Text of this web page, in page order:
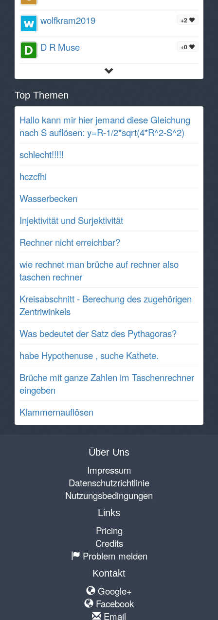
+2
wolfkram2019
+0
D R Muse
Top Themen
Hallo kann mir hier jemand diese Gleichung
nach S auflösen: y=R-1/2*sqrt(4*R^2-S^2)
schlecht!!!!!
hczcfhi
Wasserbecken
Injektivität und Surjektivität
Rechner nicht erreichbar?
wie rechnet man brüche auf rechner also
taschen rechner
Kreisabschnitt - Berechung des zugehörigen
Zentriwinkels
Was bedeutet der Satz des Pythagoras?
habe Hypothenuse , suche Kathete.
Brüche mit ganze Zahlen im Taschenrechner
eingeben
Klammernauflösen
Über Uns
Impressum
Datenschutzrichtlinie
Nutzungsbedingungen
Links
Pricing
Credits
Problem melden
Kontakt
Google+
Facebook
Email